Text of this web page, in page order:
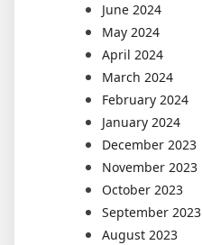
June 2024
May 2024
April 2024
March 2024
February 2024
January 2024
December 2023
November 2023
October 2023
September 2023
August 2023